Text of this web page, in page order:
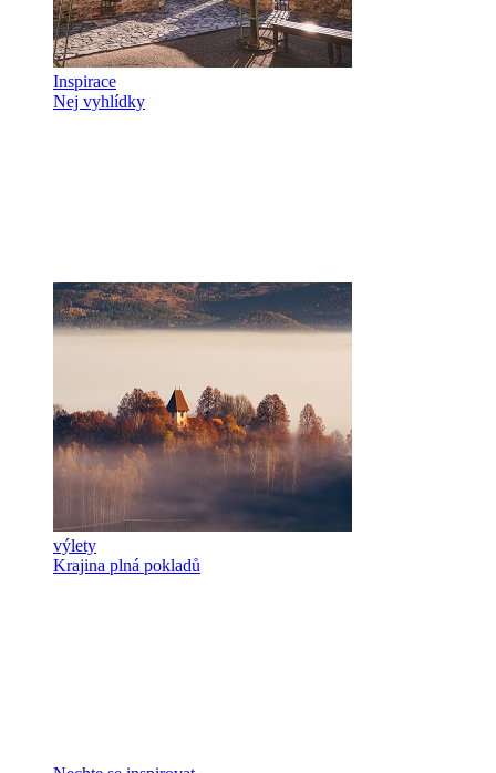
Inspirace
Nej vyhlídky
výlety
Krajina plná pokladů